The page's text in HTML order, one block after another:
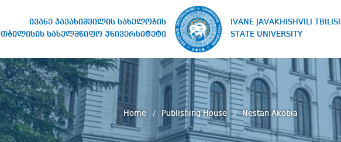
ივანე ჯავახიშვილის სახელობის
თბილისის სახელმწიფო უნივერსიტეტი
IVANE JAVAKHISHVILI TBILISI
STATE UNIVERSITY
Home Publishing House Nestan Akobia